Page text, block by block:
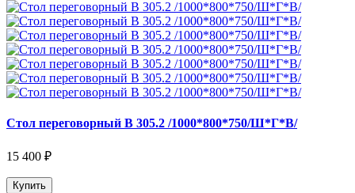
Стол переговорный В 305.2 /1000*800*750/Ш*Г*В/
15 400 ₽
Купить